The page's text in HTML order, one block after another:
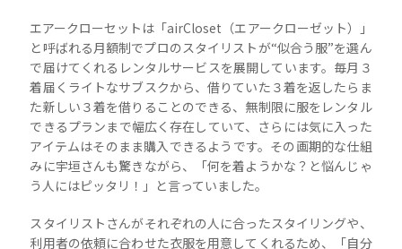
エアークローセットは「airCloset（エアークローゼット）」
と呼ばれる月額制でプロのスタイリストが“似合う服”を選ん
で届けてくれるレンタルサービスを展開しています。毎月３
着届くライトなサブスクから、借りていた３着を返したらま
た新しい３着を借りることのできる、無制限に服をレンタル
できるプランまで幅広く存在していて、さらには気に入った
アイテムはそのまま購入できるようです。その画期的な仕組
みに宇垣さんも驚きながら、「何を着ようかな？と悩んじゃ
う人にはピッタリ！」と言っていました。
スタイリストさんがそれぞれの人に合ったスタイリングや、
利用者の依頼に合わせた衣服を用意してくれるため、「自分